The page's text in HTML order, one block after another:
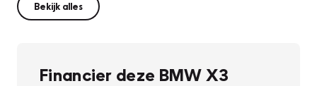
Bekijk alles
Financier deze BMW X3